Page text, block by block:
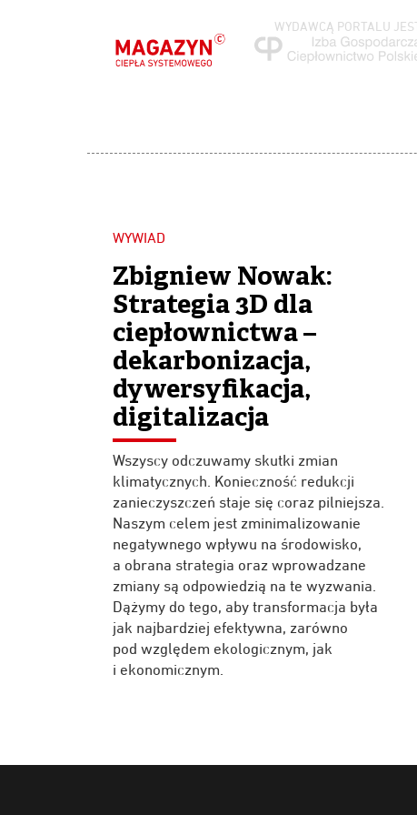
WYDAWCĄ PORTALU JEST
WYWIAD
Zbigniew Nowak:
Strategia 3D dla
ciepłownictwa –
dekarbonizacja,
dywersyfikacja,
digitalizacja
Wszyscy odczuwamy skutki zmian
klimatycznych. Konieczność redukcji
zanieczyszczeń staje się coraz pilniejsza.
Naszym celem jest zminimalizowanie
negatywnego wpływu na środowisko,
a obrana strategia oraz wprowadzane
zmiany są odpowiedzią na te wyzwania.
Dążymy do tego, aby transformacja była
jak najbardziej efektywna, zarówno
pod względem ekologicznym, jak
i ekonomicznym.